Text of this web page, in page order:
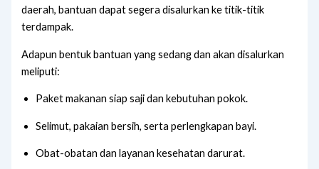
daerah, bantuan dapat segera disalurkan ke titik-titik
terdampak.
Adapun bentuk bantuan yang sedang dan akan disalurkan
meliputi:
Paket makanan siap saji dan kebutuhan pokok.
Selimut, pakaian bersih, serta perlengkapan bayi.
Obat-obatan dan layanan kesehatan darurat.